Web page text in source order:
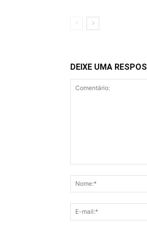
DEIXE UMA